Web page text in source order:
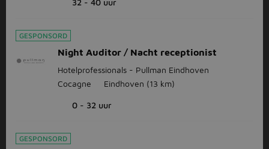
32 - 40 uur
GESPONSORD
Night Auditor / Nacht receptionist
Hotelprofessionals - Pullman Eindhoven
Cocagne
Eindhoven (13 km)
0 - 32 uur
GESPONSORD